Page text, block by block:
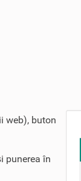
web), buton
punerea în